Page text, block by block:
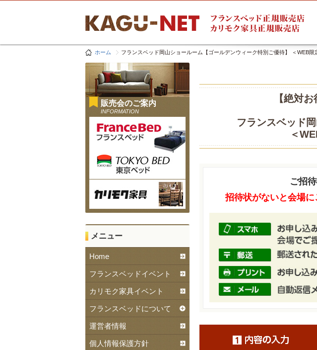
ホーム フランスベッド岡山ショールーム【ゴールデンウィーク特別ご優待】 ＜WEB
【絶対
フランスベッド
＜
ご招
招待状がないと会場に
販売会のご案内
INFORMATION
メニュー
Home
フランスベッドイベント
カリモク家具イベント
フランスベッドについて
運営者情報
個人情報保護方針